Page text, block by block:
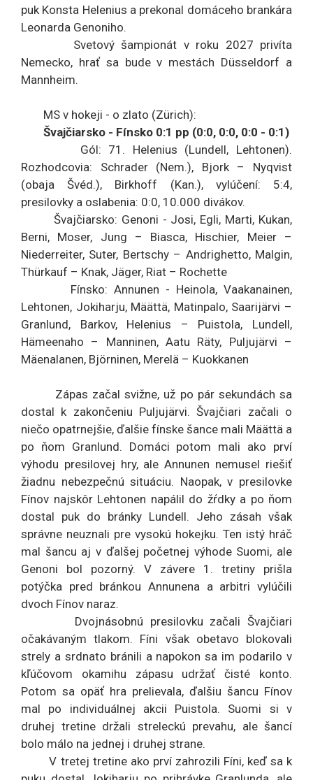
puk Konsta Helenius a prekonal domáceho brankára
Leonarda Genoniho.
Svetový šampionát v roku 2027 privíta
Nemecko, hrať sa bude v mestách Düsseldorf a
Mannheim.
MS v hokeji - o zlato (Zürich):
Švajčiarsko - Fínsko 0:1 pp (0:0, 0:0, 0:0 - 0:1)
Gól: 71. Helenius (Lundell, Lehtonen).
Rozhodcovia: Schrader (Nem.), Bjork – Nyqvist
(obaja Švéd.), Birkhoff (Kan.), vylúčení: 5:4,
presilovky a oslabenia: 0:0, 10.000 divákov.
Švajčiarsko: Genoni - Josi, Egli, Marti, Kukan,
Berni, Moser, Jung – Biasca, Hischier, Meier –
Niederreiter, Suter, Bertschy – Andrighetto, Malgin,
Thürkauf – Knak, Jäger, Riat – Rochette
Fínsko: Annunen - Heinola, Vaakanainen,
Lehtonen, Jokiharju, Määttä, Matinpalo, Saarijärvi –
Granlund, Barkov, Helenius – Puistola, Lundell,
Hämeenaho – Manninen, Aatu Räty, Puljujärvi –
Mäenalanen, Björninen, Merelä – Kuokkanen
Zápas začal svižne, už po pár sekundách sa
dostal k zakončeniu Puljujärvi. Švajčiari začali o
niečo opatrnejšie, ďalšie fínske šance mali Määttä a
po ňom Granlund. Domáci potom mali ako prví
výhodu presilovej hry, ale Annunen nemusel riešiť
žiadnu nebezpečnú situáciu. Naopak, v presilovke
Fínov najskôr Lehtonen napálil do žŕdky a po ňom
dostal puk do bránky Lundell. Jeho zásah však
správne neuznali pre vysokú hokejku. Ten istý hráč
mal šancu aj v ďalšej početnej výhode Suomi, ale
Genoni bol pozorný. V závere 1. tretiny prišla
potýčka pred bránkou Annunena a arbitri vylúčili
dvoch Fínov naraz.
Dvojnásobnú presilovku začali Švajčiari
očakávaným tlakom. Fíni však obetavo blokovali
strely a srdnato bránili a napokon sa im podarilo v
kľúčovom okamihu zápasu udržať čisté konto.
Potom sa opäť hra prelievala, ďalšiu šancu Fínov
mal po individuálnej akcii Puistola. Suomi si v
druhej tretine držali streleckú prevahu, ale šancí
bolo málo na jednej i druhej strane.
V tretej tretine ako prví zahrozili Fíni, keď sa k